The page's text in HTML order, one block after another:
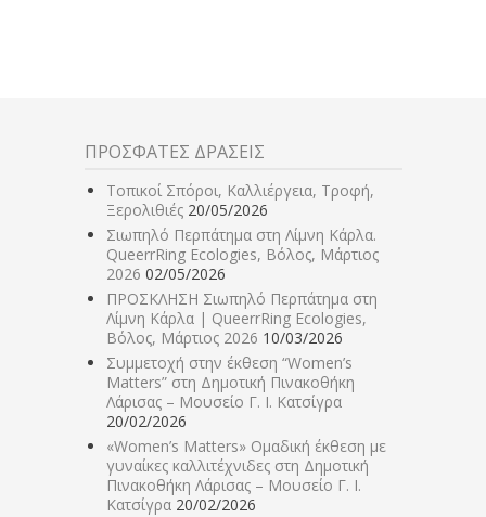
ΠΡΟΣΦΑΤΕΣ ΔΡΑΣΕΙΣ
Τοπικοί Σπόροι, Καλλιέργεια, Τροφή,
Ξερολιθιές 20/05/2026
Σιωπηλό Περπάτημα στη Λίμνη Κάρλα.
QueerrRing Ecologies, Βόλος, Μάρτιος
2026 02/05/2026
ΠΡΟΣΚΛΗΣΗ Σιωπηλό Περπάτημα στη
Λίμνη Κάρλα | QueerrRing Ecologies,
Βόλος, Μάρτιος 2026 10/03/2026
Συμμετοχή στην έκθεση “Women’s
Matters” στη Δημοτική Πινακοθήκη
Λάρισας – Μουσείο Γ. Ι. Κατσίγρα
20/02/2026
«Women’s Matters» Ομαδική έκθεση με
γυναίκες καλλιτέχνιδες στη Δημοτική
Πινακοθήκη Λάρισας – Μουσείο Γ. Ι.
Κατσίγρα 20/02/2026